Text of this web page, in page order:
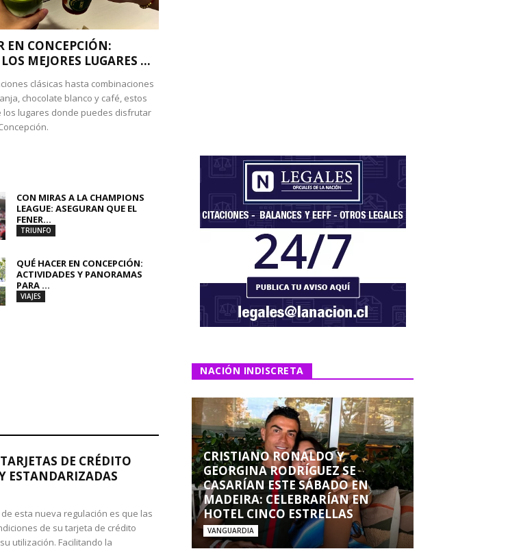
EN CONCEPCIÓN:
MEJORES LUGARES ...
clásicas hasta combinaciones
chocolate blanco y café, estos
los lugares donde puedes disfrutar
CON MIRAS A LA CHAMPIONS
LEAGUE: ASEGURAN QUE EL
FENER...
TRIUNFO
QUÉ HACER EN CONCEPCIÓN:
ACTIVIDADES Y PANORAMAS
PARA ...
VIAJES
DE CRÉDITO
ESTANDARIZADAS
esta nueva regulación es que las
de su tarjeta de crédito
utilización. Facilitando la
NACIÓN INDISCRETA
CRISTIANO RONALDO Y
GEORGINA RODRÍGUEZ SE
CASARÍAN ESTE SÁBADO EN
MADEIRA: CELEBRARÍAN EN
HOTEL CINCO ESTRELLAS
VANGUARDIA